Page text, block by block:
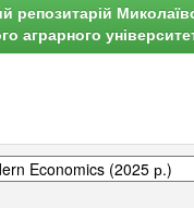
репозитарій
аграрного